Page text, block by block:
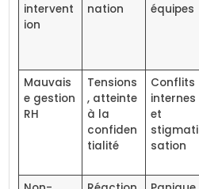
intervent
ion
nation
équipes
Mauvais
e gestion
RH
Tensions
, atteinte
à la
confiden
tialité
Conflits
internes
et
stigmati
sation